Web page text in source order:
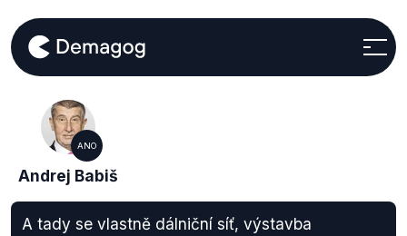
ANO
Andrej Babiš
A tady se vlastně dálniční síť, výstavba